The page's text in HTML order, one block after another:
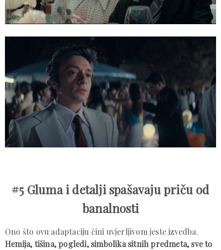
#5 Gluma i detalji spašavaju priču od
banalnosti
Ono što ovu adaptaciju čini uvjerljivom jeste izvedba.
Hemija, tišina, pogledi, simbolika sitnih predmeta, sve to